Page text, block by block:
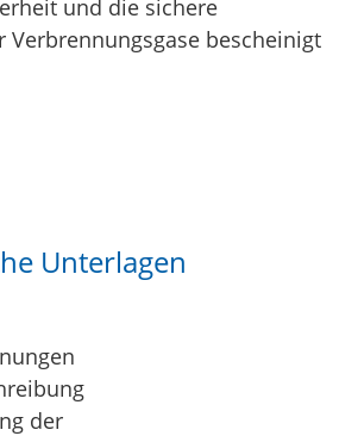
und die sichere
Verbrennungsgase bescheinigt
Unterlagen
der